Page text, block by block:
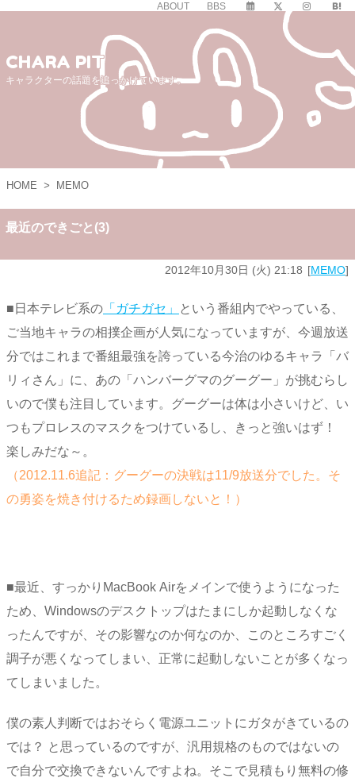
ABOUT BBS
CHARA PIT
キャラクターの話題を追っかけています。
HOME > MEMO
最近のできごと(3)
2012年10月30日 (火) 21:18 MEMO
■日本テレビ系の 「ガチガセ」
という番組内でやっている、
ご当地キャラの相撲企画が人気になっていますが、今週放送
分ではこれまで番組最強を誇っている今治のゆるキャラ「バ
リィさん」に、あの「ハンバーグマのグーグー」が挑むらし
いので僕も注目しています。グーグーは体は小さいけど、い
つもプロレスのマスクをつけているし、きっと強いはず！
楽しみだな～。
（2012.11.6追記：グーグーの決戦は11/9放送分でした。そ
の勇姿を焼き付けるため録画しないと！）
■最近、すっかりMacBook Airをメインで使うようになった
ため、Windowsのデスクトップはたまにしか起動しなくな
ったんですが、その影響なのか何なのか、このところすごく
調子が悪くなってしまい、正常に起動しないことが多くなっ
てしまいました。
僕の素人判断ではおそらく電源ユニットにガタがきているの
では？ と思っているのですが、汎用規格のものではないの
で自分で交換できないんですよね。そこで見積もり無料の修